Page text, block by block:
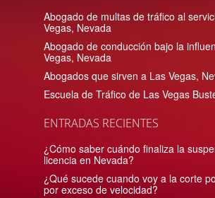
Abogado de multas de tráfico al
Vegas, Nevada
Abogado de conducción bajo la
Vegas, Nevada
Abogados que sirven a Las Vegas,
Escuela de Tráfico de Las Vegas
ENTRADAS RECIENTES
¿Cómo saber cuándo finaliza la
licencia en Nevada?
¿Qué sucede cuando voy a la corte
por exceso de velocidad?